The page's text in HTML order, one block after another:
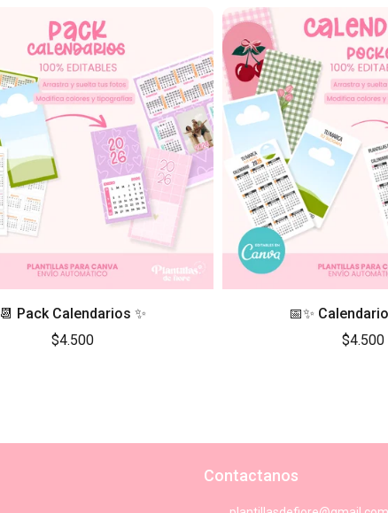
📆 Pack Calendarios ✨
$4.500
📅✨
$4.500
Contactanos